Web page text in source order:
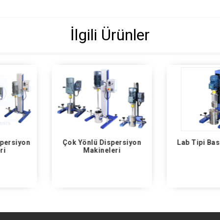
İlgili Ürünler
Lab Tipi Basketmil Eko Lab